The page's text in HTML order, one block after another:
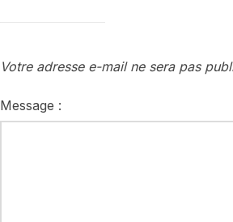
Votre adresse e-mail ne sera pas
Message :